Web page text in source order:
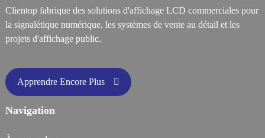
Clientop fabrique des solutions d'affichage LCD commerciales pour
la signalétique numérique, les systèmes de vente au détail et les
projets d'affichage public.
Apprendre Encore Plus
Navigation